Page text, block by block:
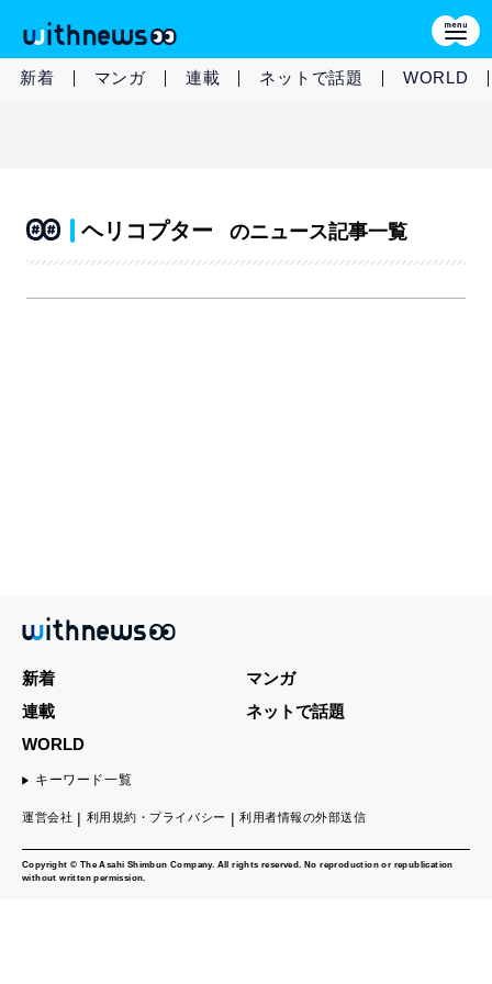
新着 マンガ 連載 ネットで話題 WORLD
ヘリコプター のニュース記事一覧
Copyright © The Asahi Shimbun Company. All rights reserved. No reproduction or republication
without written permission.
新着
マンガ
連載
ネットで話題
WORLD
キーワード一覧
運営会社 利用規約・プライバシー 利用者情報の外部送信